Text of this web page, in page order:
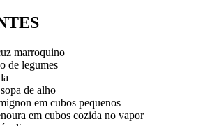
marroquino
de legumes
de alho
em cubos pequenos
em cubos cozida no vapor